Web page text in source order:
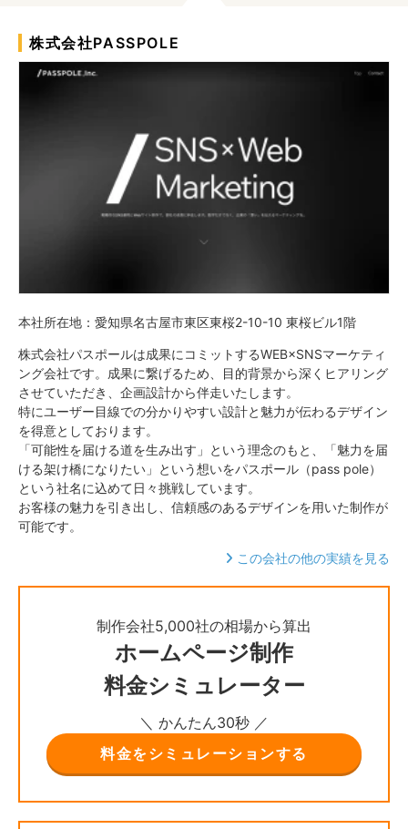
株式会社PASSPOLE
本社所在地：愛知県名古屋市東区東桜2-10-10 東桜ビル1階
株式会社パスポールは成果にコミットするWEB×SNSマーケティ
ング会社です。成果に繋げるため、目的背景から深くヒアリング
させていただき、企画設計から伴走いたします。
特にユーザー目線での分かりやすい設計と魅力が伝わるデザイン
を得意としております。
「可能性を届ける道を生み出す」という理念のもと、「魅力を届
ける架け橋になりたい」という想いをパスポール（pass pole）
という社名に込めて日々挑戦しています。
お客様の魅力を引き出し、信頼感のあるデザインを用いた制作が
可能です。
この会社の他の実績を見る
制作会社5,000社の相場から算出
ホームページ制作
料金シミュレーター
＼ かんたん30秒 ／
料金をシミュレーションする